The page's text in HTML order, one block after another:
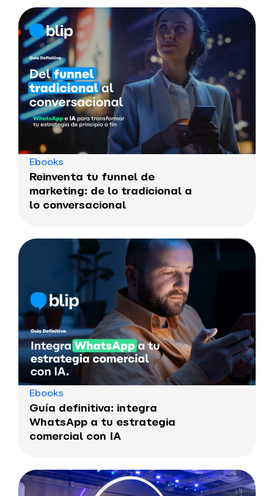
Ebooks
Reinventa tu funnel de
marketing: de lo tradicional a
lo conversacional
Ebooks
Guía definitiva: integra
WhatsApp a tu estrategia
comercial con IA